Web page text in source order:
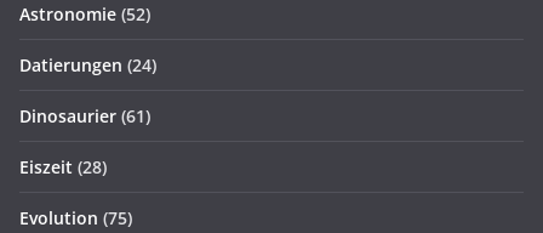
Astronomie (52)
Datierungen (24)
Dinosaurier (61)
Eiszeit (28)
Evolution (75)